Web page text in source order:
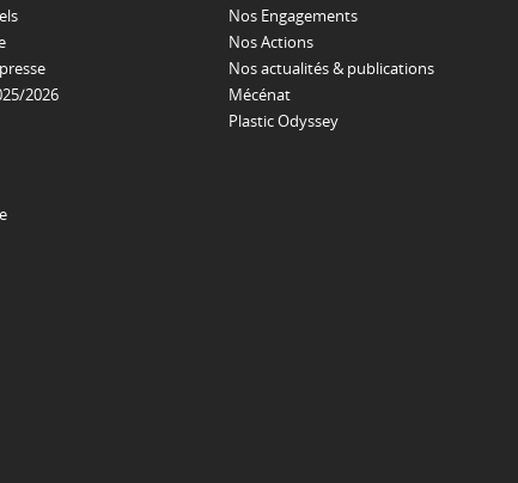
2026
Nos Engagements
Nos Actions
Nos actualités & publications
Mécénat
Plastic Odyssey